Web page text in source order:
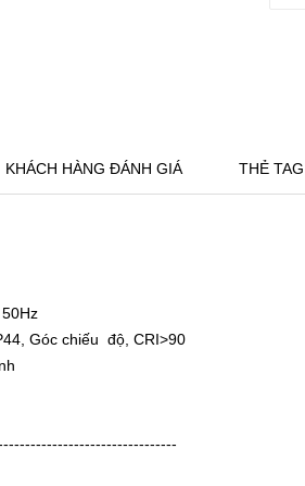
KHÁCH HÀNG ĐÁNH GIÁ THẺ TAG
Góc chiếu độ, CRI>90